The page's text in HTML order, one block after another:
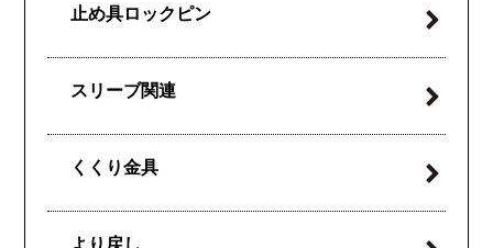
止め具ロックピン
スリーブ関連
くくり金具
より戻し